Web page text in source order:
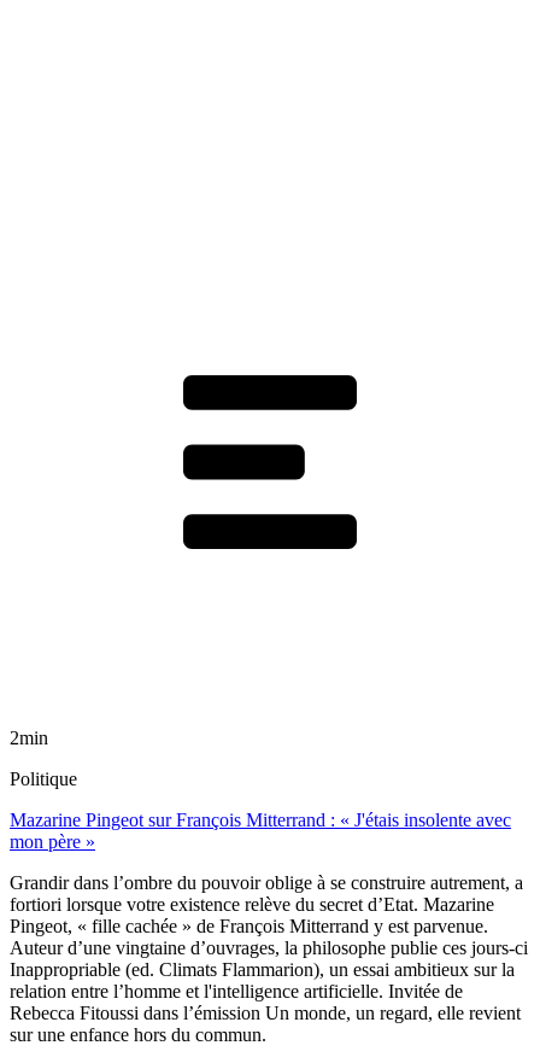
2min
Politique
Mazarine Pingeot sur François Mitterrand : « J'étais insolente avec
mon père »
Grandir dans l’ombre du pouvoir oblige à se construire autrement, a
fortiori lorsque votre existence relève du secret d’Etat. Mazarine
Pingeot, « fille cachée » de François Mitterrand y est parvenue.
Auteur d’une vingtaine d’ouvrages, la philosophe publie ces jours-ci
Inappropriable (ed. Climats Flammarion), un essai ambitieux sur la
relation entre l’homme et l'intelligence artificielle. Invitée de
Rebecca Fitoussi dans l’émission Un monde, un regard, elle revient
sur une enfance hors du commun.